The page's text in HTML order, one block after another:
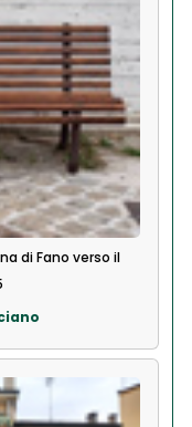
di Fano verso il